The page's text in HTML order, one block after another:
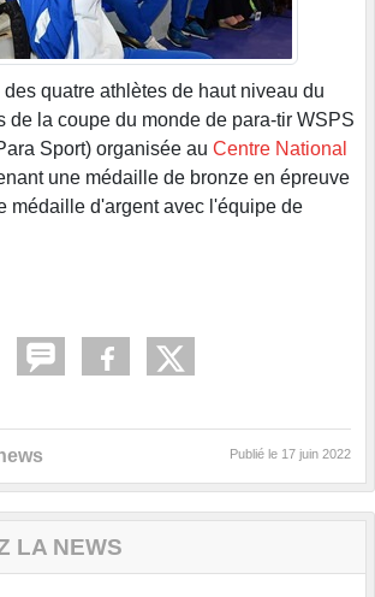
quatre athlètes de haut niveau du
de la coupe du monde de para-tir WSPS
Sport) organisée au Centre National
une médaille de bronze en épreuve
médaille d'argent avec l'équipe de
Publié le 17 juin 2022
LA NEWS